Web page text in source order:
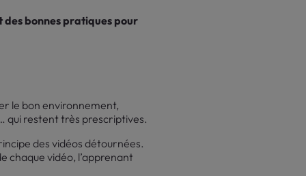
bonnes pratiques pour
le bon environnement,
qui restent très prescriptives.
des vidéos détournées.
chaque vidéo, l’apprenant